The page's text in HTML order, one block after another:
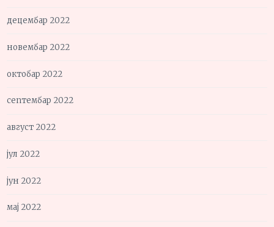
децембар 2022
новембар 2022
октобар 2022
септембар 2022
август 2022
јул 2022
јун 2022
мај 2022